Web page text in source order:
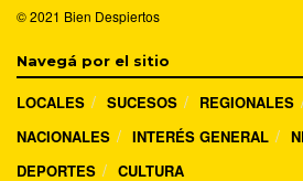
© 2021 Bien Despiertos
Navegá por el sitio
LOCALES SUCESOS REGIONALES
NACIONALES
INTERÉS GENERAL
DEPORTES
CULTURA